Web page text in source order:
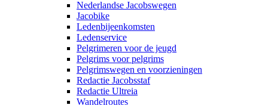
Nederlandse Jacobswegen
Jacobike
Ledenbijeenkomsten
Ledenservice
Pelgrimeren voor de jeugd
Pelgrims voor pelgrims
Pelgrimswegen en voorzieningen
Redactie Jacobsstaf
Redactie Ultreia
Wandelroutes